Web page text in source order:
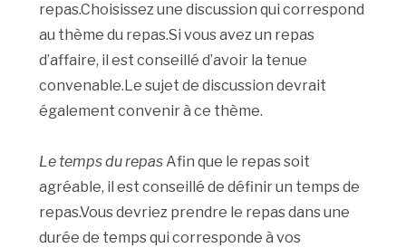
repas.Choisissez une discussion qui correspond
au thème du repas.Si vous avez un repas
d’affaire, il est conseillé d’avoir la tenue
convenable.Le sujet de discussion devrait
également convenir à ce thème.
Le temps du repasAfin que le repas soit
agréable, il est conseillé de définir un temps de
repas.Vous devriez prendre le repas dans une
durée de temps qui corresponde à vos